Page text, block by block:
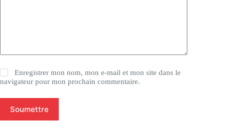
Enregistrer mon nom, mon e-mail et mon site dans le
navigateur pour mon prochain commentaire.
Soumettre